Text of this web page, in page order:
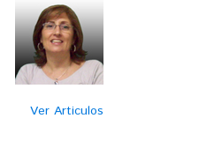
Ver Articulos